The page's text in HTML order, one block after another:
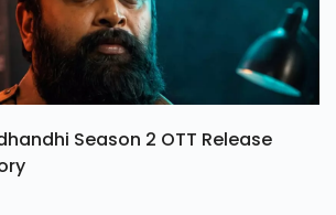
Season 2 OTT Release